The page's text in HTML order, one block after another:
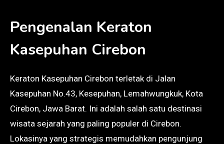
Pengenalan Keraton
Kasepuhan Cirebon
Keraton Kasepuhan Cirebon terletak di Jalan
Kasepuhan No.43, Kesepuhan, Lemahwungkuk, Kota
Cirebon, Jawa Barat. Ini adalah salah satu destinasi
wisata sejarah yang paling populer di Cirebon.
Lokasinya yang strategis memudahkan pengunjung